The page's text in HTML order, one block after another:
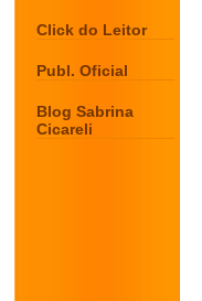
Click do Leitor
Publ. Oficial
Blog Sabrina
Cicareli